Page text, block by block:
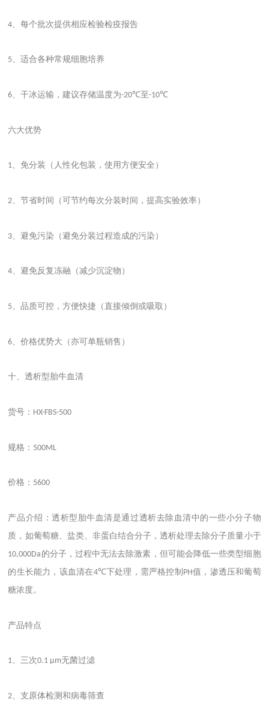
4 、每个批次提供相应检验检疫报告
5、适合各种常规细胞培养
6 、干冰运输，建议存储温度为-20℃至-10℃
六大优势
1、免分装（人性化包装，使用方便安全）
2 、节省时间（可节约每次分装时间，提高实验效率）
3 、避免污染（避免分装过程造成的污染）
4、避免反复冻融（减少沉淀物）
5 、品质可控，方便快捷（直接倾倒或吸取）
6 、价格优势大（亦可单瓶销售）
十、透析型胎牛血清
货号： HX-FBS-500
规格： 500ML
价格： 5600
产品介绍：透析型胎牛血清是通过透析去除血清中的一些小分子物
质，如葡萄糖、盐类、非蛋白结合分子，透析处理去除分子质量小于
10,000Da 的分子，过程中无法去除激素，但可能会降低一些类型细胞
的生长能力，该血清在4℃下处理，需严格控制 PH值，渗透压和葡萄
糖浓度。
产品特点
1、三次0.1 μm无菌过滤
2 、支原体检测和病毒筛查